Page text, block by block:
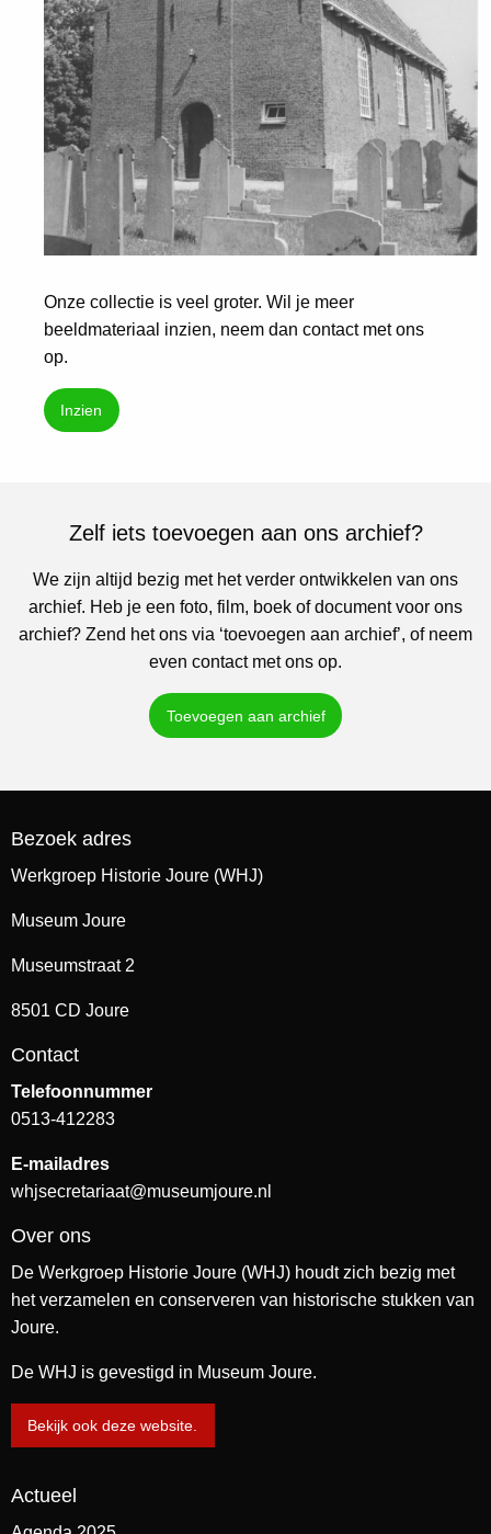
Onze collectie is veel groter. Wil je meer
beeldmateriaal inzien, neem dan contact met ons
op.
Inzien
Zelf iets toevoegen aan ons archief?
We zijn altijd bezig met het verder ontwikkelen van ons
archief. Heb je een foto, film, boek of document voor ons
archief? Zend het ons via ‘toevoegen aan archief’, of neem
even contact met ons op.
Toevoegen aan archief
Bezoek adres
Werkgroep Historie Joure (WHJ)
Museum Joure
Museumstraat 2
8501 CD Joure
Contact
Telefoonnummer
0513-412283
E-mailadres
whjsecretariaat@museumjoure.nl
Over ons
De Werkgroep Historie Joure (WHJ) houdt zich bezig met
het verzamelen en conserveren van historische stukken van
Joure.
De WHJ is gevestigd in Museum Joure.
Bekijk ook deze website.
Actueel